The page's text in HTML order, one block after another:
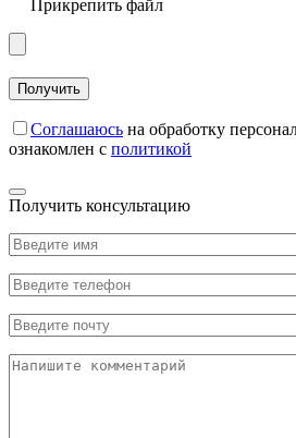
Прикрепить файл
Соглашаюсь на обработку
ознакомлен с политикой
Получить консультацию